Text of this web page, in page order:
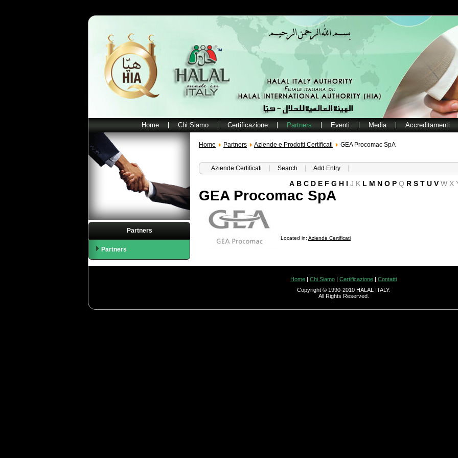
Home Chi Siamo Certificazione Partners Eventi Media Accreditamenti
Partners
Partners
Home Partners Aziende e Prodotti Certificati GEA Procomac SpA
Aziende Certificati Search Add Entry
A B C D E F G H I J K L M N O P Q R S T U V W X
GEA Procomac SpA
Located in: Aziende Certificati
Home | Chi Siamo | Certificazione | Contatti
Copyright © 1990-2010 HALAL ITALY.
All Rights Reserved.